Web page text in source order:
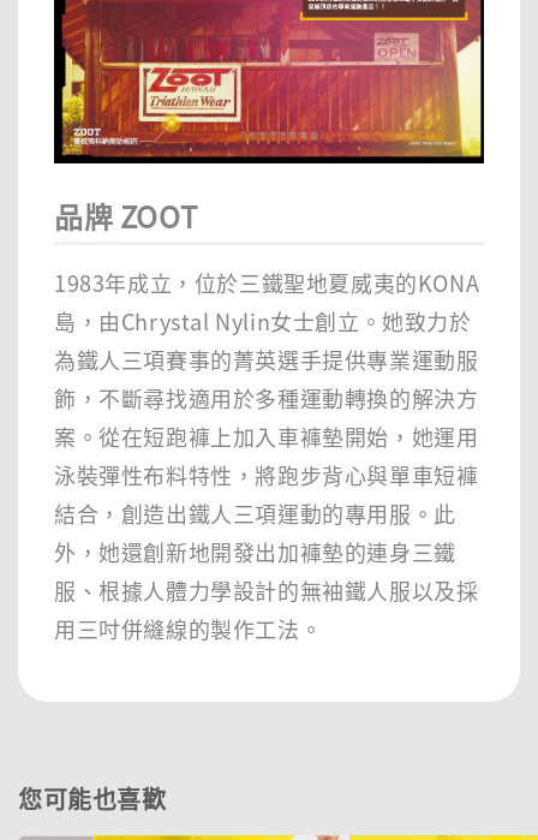
品牌 ZOOT
1983年成立，位於三鐵聖地夏威夷的KONA
島，由Chrystal Nylin女士創立。她致力於
為鐵人三項賽事的菁英選手提供專業運動服
飾，不斷尋找適用於多種運動轉換的解決方
案。從在短跑褲上加入車褲墊開始，她運用
泳裝彈性布料特性，將跑步背心與單車短褲
結合，創造出鐵人三項運動的專用服。此
外，她還創新地開發出加褲墊的連身三鐵
服、根據人體力學設計的無袖鐵人服以及採
用三吋併縫線的製作工法。
您可能也喜歡